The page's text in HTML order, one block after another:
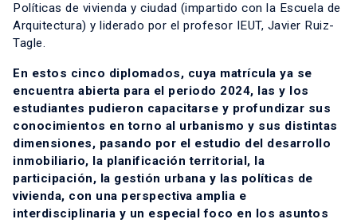
Políticas de vivienda y ciudad (impartido con la Escuela de
Arquitectura) y liderado por el profesor IEUT, Javier Ruiz-
Tagle.
En estos cinco diplomados, cuya matrícula ya se
encuentra abierta para el periodo 2024, las y los
estudiantes pudieron capacitarse y profundizar sus
conocimientos en torno al urbanismo y sus distintas
dimensiones, pasando por el estudio del desarrollo
inmobiliario, la planificación territorial, la
participación, la gestión urbana y las políticas de
vivienda, con una perspectiva amplia e
interdisciplinaria y un especial foco en los asuntos